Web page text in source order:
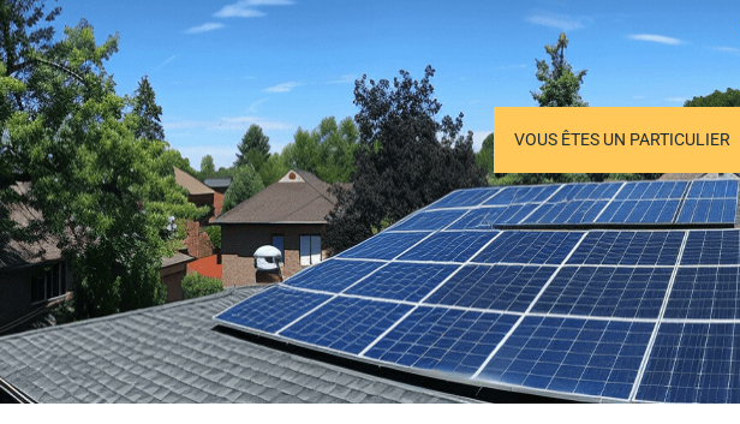
VOUS ÊTES UN PARTICULIER